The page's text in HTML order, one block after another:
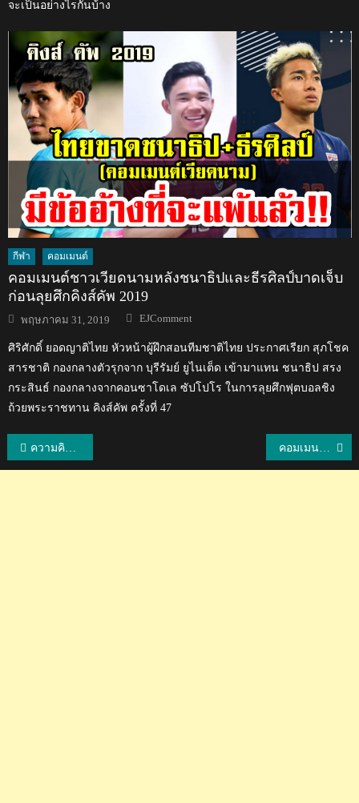
จะเป็นอย่างไรกันบ้าง
กีฬา คอมเมนต์
คอมเมนต์ชาวเวียดนามหลังชนาธิปและธีรศิลป์บาดเจ็บ
ก่อนลุยศึกคิงส์คัพ 2019
Posted
on
พฤษภาคม 31, 2019 Author
EJComment
ศิริศักดิ์ ยอดญาติไทย หัวหน้าผู้ฝึกสอนทีมชาติไทย ประกาศเรียก สุภโชค
สารชาติ กองกลางตัวรุกจาก บุรีรัมย์ ยูไนเต็ด เข้ามาแทน ชนาธิป สรง
กระสินธ์ กองกลางจากคอนซาโดเล ซัปโปโร ในการลุยศึกฟุตบอลชิง
ถ้วยพระราชทาน คิงส์คัพ ครั้งที่ 47
แนะแนว
ความคิดเห็นชาวเวียดนามเกี่ยวกับเลือง ซวน เชือง ในเกมอุ่นเครื่อง บุรีรัมย์ 1-1 นครราชสีมา คอมเมนต์ชาวเวียดนามหลังธีราทรกล่าวถึงการตั้งเป้าฟุตบอลโลก 2022